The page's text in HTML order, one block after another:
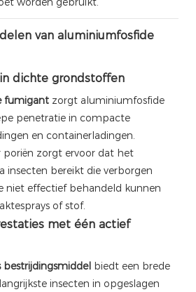
van aluminiumfosfide
dichte grondstoffen
fumigant zorgt aluminiumfosfide
penetratie in compacte
en containerladingen.
poriën zorgt ervoor dat het
insecten bereikt die verborgen
niet effectief behandeld kunnen
of stof.
met één actief
biedt een brede
insecten in opgeslagen